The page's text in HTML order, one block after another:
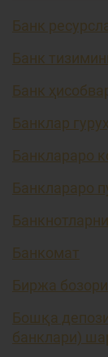
Банк
Банк
Банк
Банклар
Банклараро
Банклараро
Банкомат
Биржа бозори
Бошқа
банклари)